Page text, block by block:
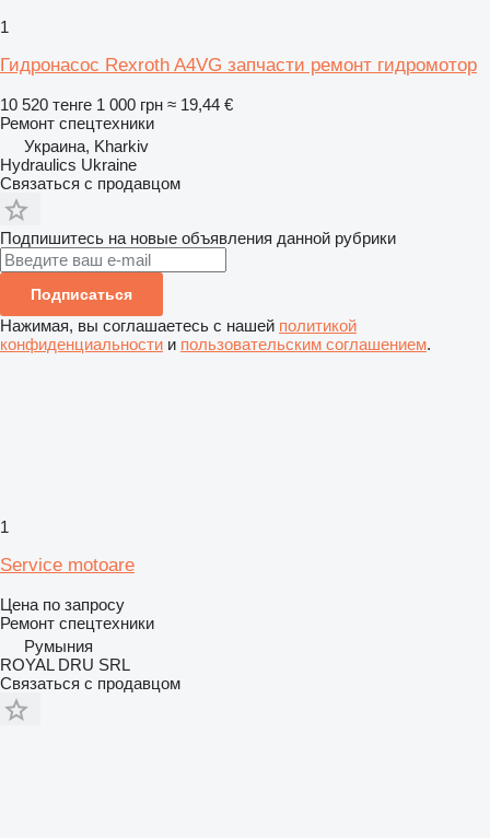
1
Гидронасос Rexroth A4VG запчасти ремонт гидромотор
10 520 тенге 1 000 грн ≈ 19,44 €
Ремонт спецтехники
Украина, Kharkiv
Hydraulics Ukraine
Связаться с продавцом
Подпишитесь на новые объявления данной рубрики
Подписаться
Нажимая, вы соглашаетесь с нашей политикой
конфиденциальности и пользовательским соглашением.
1
Service motoare
Цена по запросу
Ремонт спецтехники
Румыния
ROYAL DRU SRL
Связаться с продавцом